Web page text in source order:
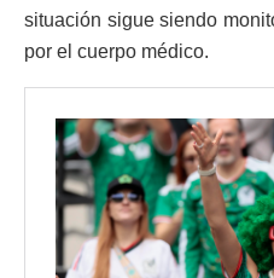
situación sigue siendo
por el cuerpo médico.